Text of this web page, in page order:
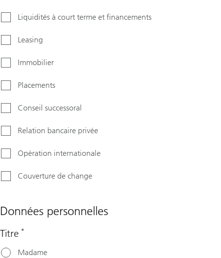
Liquidités à court terme et financements
Leasing
Immobilier
Placements
Conseil successoral
Relation bancaire privée
Opération internationale
Couverture de change
Données personnelles
Titre *
Madame